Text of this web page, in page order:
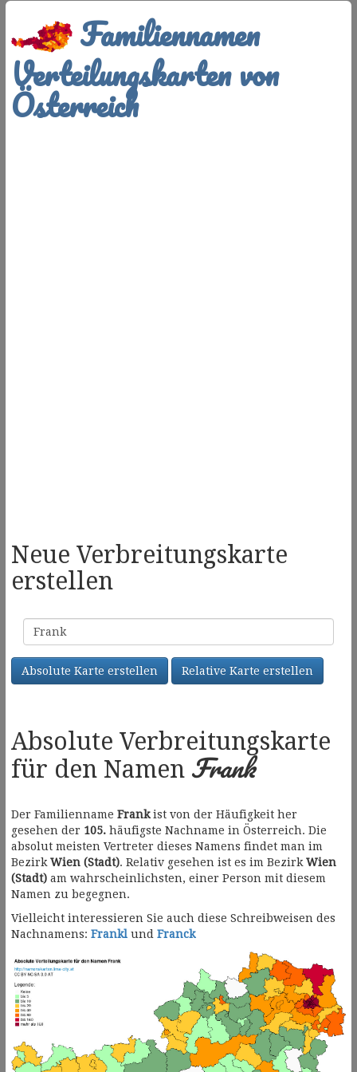
Familiennamen
Verteilungskarten von
Österreich
Neue Verbreitungskarte
erstellen
Familienname
Absolute Karte erstellen Relative Karte erstellen
Absolute Verbreitungskarte
für den Namen Frank
Der Familienname Frankist von der Häufigkeit her
gesehen der 105. häufigste Nachname in Österreich. Die
absolut meisten Vertreter dieses Namens findet man im
Bezirk Wien (Stadt). Relativ gesehen ist es im Bezirk Wien
(Stadt) am wahrscheinlichsten, einer Person mit diesem
Namen zu begegnen.
Vielleicht interessieren Sie auch diese Schreibweisen des
Nachnamens: Frankl und Franck